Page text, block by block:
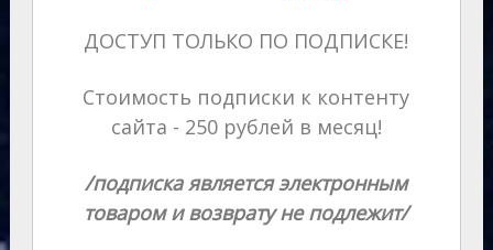
ДОСТУП ТОЛЬКО ПО ПОДПИСКЕ!
Стоимость подписки к контенту
сайта - 250 рублей в месяц!
/подписка является электронным
товаром и возврату не подлежит/